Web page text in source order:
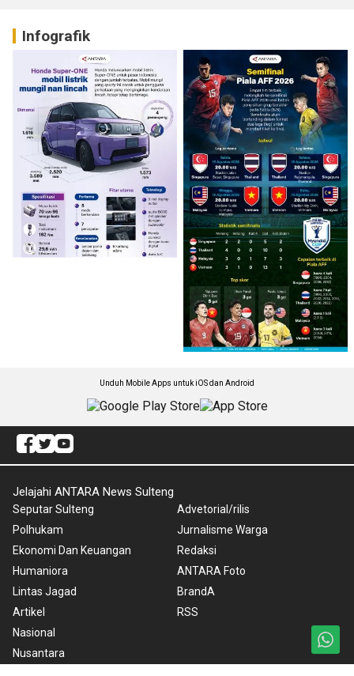
Infografik
Unduh Mobile Apps untuk iOS dan Android
Jelajahi ANTARA News Sulteng
Seputar Sulteng
Polhukam
Ekonomi Dan Keuangan
Humaniora
Lintas Jagad
Artikel
Nasional
Nusantara
Advetorial/rilis
Jurnalisme Warga
Redaksi
ANTARA Foto
BrandA
RSS